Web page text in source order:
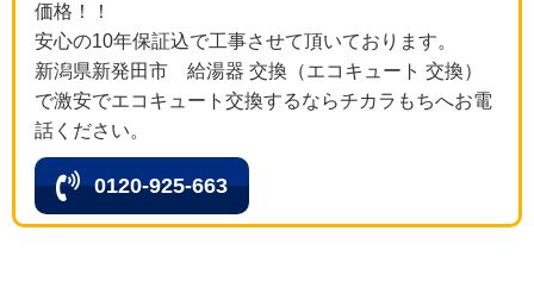
価格！！
安心の10年保証込で工事させて頂いております。
新潟県新発田市 給湯器 交換（エコキュート 交換）
で激安でエコキュート交換するならチカラもちへお電
話ください。
0120-925-663